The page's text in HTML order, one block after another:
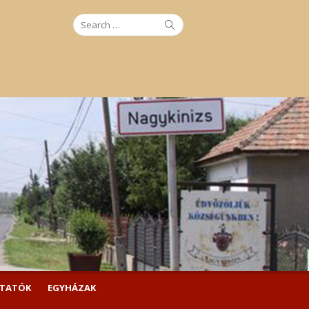
Search
for: Search
EGYHÁZAK